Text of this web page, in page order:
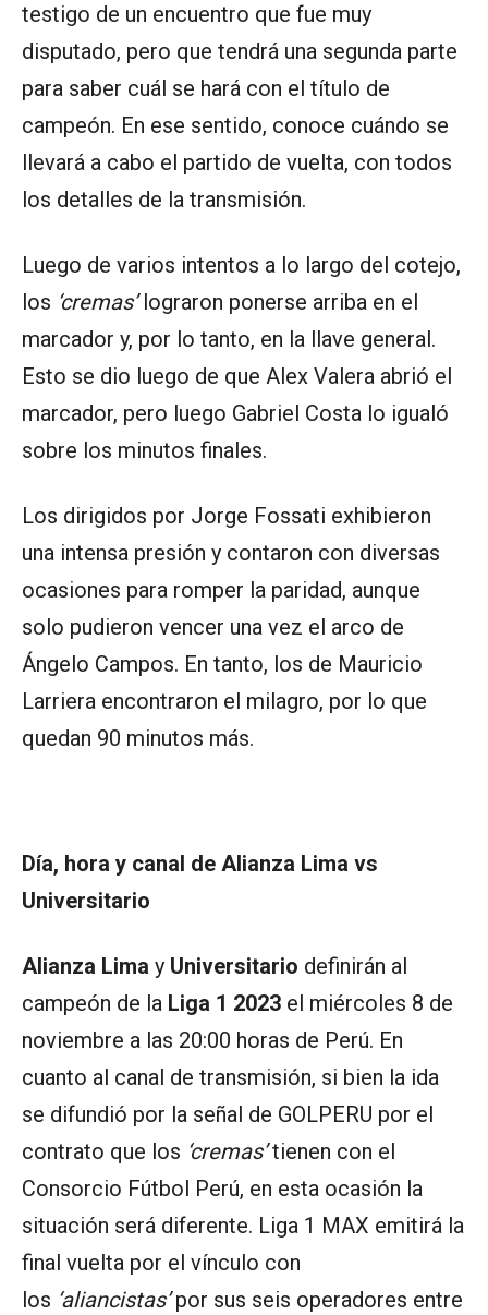
testigo de un encuentro que fue muy
disputado, pero que tendrá una segunda parte
para saber cuál se hará con el título de
campeón. En ese sentido, conoce cuándo se
llevará a cabo el partido de vuelta, con todos
los detalles de la transmisión.
Luego de varios intentos a lo largo del cotejo,
los ‘cremas’lograron ponerse arriba en el
marcador y, por lo tanto, en la llave general.
Esto se dio luego de que Alex Valera abrió el
marcador, pero luego Gabriel Costa lo igualó
sobre los minutos finales.
Los dirigidos por Jorge Fossati exhibieron
una intensa presión y contaron con diversas
ocasiones para romper la paridad, aunque
solo pudieron vencer una vez el arco de
Ángelo Campos. En tanto, los de Mauricio
Larriera encontraron el milagro, por lo que
quedan 90 minutos más.
Día, hora y canal de Alianza Lima vs
Universitario
Alianza Lima y Universitario definirán al
campeón de la Liga 1 2023 el miércoles 8 de
noviembre a las 20:00 horas de Perú. En
cuanto al canal de transmisión, si bien la ida
se difundió por la señal de GOLPERU por el
contrato que los ‘cremas’tienen con el
Consorcio Fútbol Perú, en esta ocasión la
situación será diferente. Liga 1 MAX emitirá la
final vuelta por el vínculo con
los ‘aliancistas’por sus seis operadores entre